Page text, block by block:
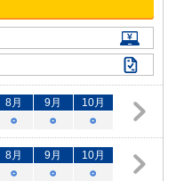
8月 9月 10月
○
○ ○
8月 9月 10月
○
○ ○